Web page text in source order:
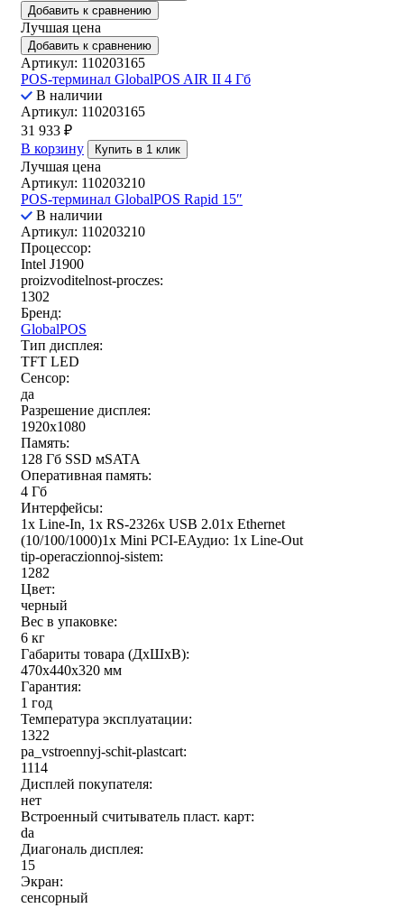
Добавить к сравнению
Лучшая цена
Добавить к сравнению
Артикул: 110203165
POS-терминал GlobalPOS AIR II 4 Гб
В наличии
Артикул: 110203165
31 933 ₽
В корзину
Купить в 1 клик
Лучшая цена
Артикул: 110203210
POS-терминал GlobalPOS Rapid 15″
В наличии
Артикул: 110203210
Процессор:
Intel J1900
proizvoditelnost-proczes:
1302
Бренд:
GlobalPOS
Тип дисплея:
TFT LED
Сенсор:
да
Разрешение дисплея:
1920x1080
Память:
128 Гб SSD мSATA
Оперативная память:
4 Гб
Интерфейсы:
1x Line-In, 1x RS-2326x USB 2.01x Ethernet
(10/100/1000)1x Mini PCI-EАудио: 1x Line-Out
tip-operaczionnoj-sistem:
1282
Цвет:
черный
Вес в упаковке:
6 кг
Габариты товара (ДxШxВ):
470x440x320 мм
Гарантия:
1 год
Температура эксплуатации:
1322
pa_vstroennyj-schit-plastcart:
1114
Дисплей покупателя:
нет
Встроенный считыватель пласт. карт:
da
Диагональ дисплея:
15
Экран:
сенсорный